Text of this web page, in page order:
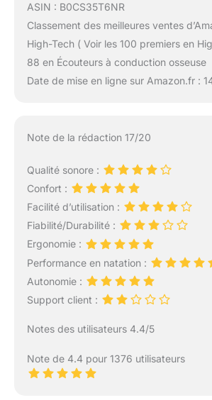
ASIN : B0CS35T6NR
Classement des meilleures ventes
High-Tech ( Voir les 100 premiers en
88 en Écouteurs à conduction osseuse
Date de mise en ligne sur Amazon.fr :
Note de la rédaction 17/20
Qualité sonore :
Confort :
Facilité d’utilisation :
Fiabilité/Durabilité :
Ergonomie :
Performance en natation :
Autonomie :
Support client :
Notes des utilisateurs 4.4/5
Note de 4.4 pour 1376 utilisateurs